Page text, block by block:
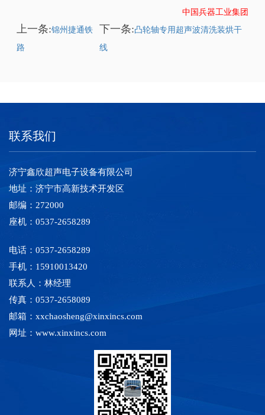
中国兵器工业集团
上一条:锦州捷通铁
路
下一条:凸轮轴专用超声波清洗装烘干
线
联系我们
济宁鑫欣超声电子设备有限公司
地址：济宁市高新技术开发区
邮编：272000
座机：0537-2658289
电话：0537-2658289
手机：15910013420
联系人：林经理
传真：0537-2658089
邮箱：xxchaosheng@xinxincs.com
网址：www.xinxincs.com